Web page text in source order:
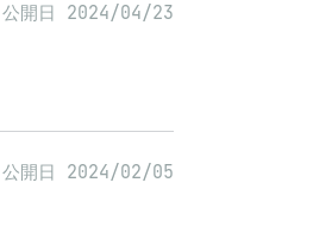
公開日 2024/04/23
公開日 2024/02/05